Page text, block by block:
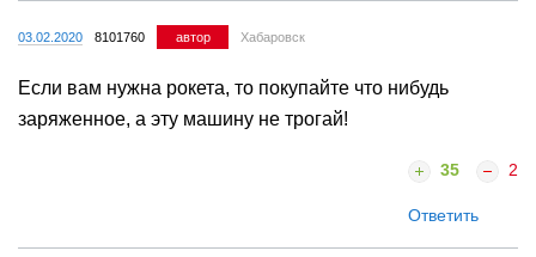
03.02.2020 8101760 автор Хабаровск
Если вам нужна рокета, то покупайте что нибудь
заряженное, а эту машину не трогай!
35 2
Ответить